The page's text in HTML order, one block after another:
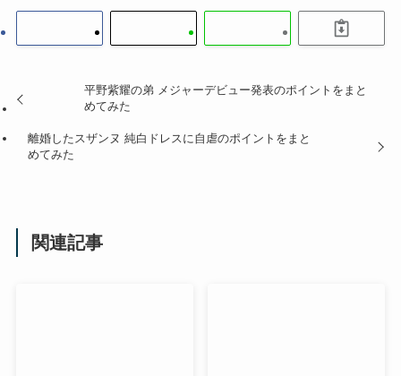
平野紫耀の弟 メジャーデビュー発表のポイントをまと
めてみた
離婚したスザンヌ 純白ドレスに自虐のポイントをまと
めてみた
関連記事